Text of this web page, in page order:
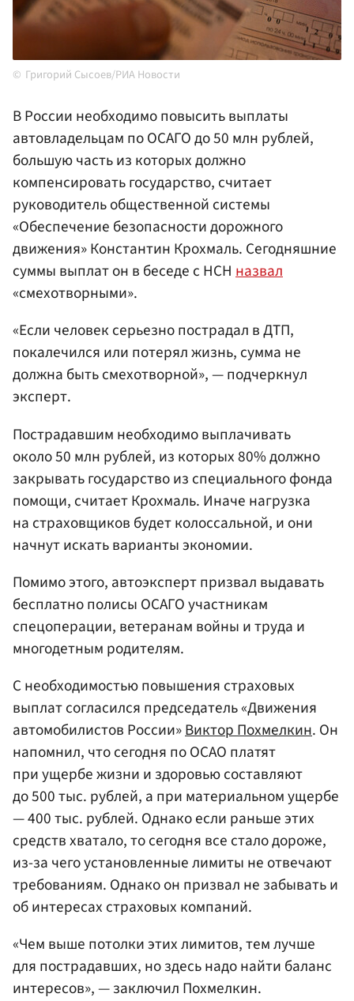
Григорий Сысоев/РИА Новости
В России необходимо повысить выплаты
автовладельцам по ОСАГО до 50 млн рублей,
большую часть из которых должно
компенсировать государство, считает
руководитель общественной системы
«Обеспечение безопасности дорожного
движения» Константин Крохмаль. Сегодняшние
суммы выплат он в беседе с НСН назвал
«смехотворными».
«Если человек серьезно пострадал в ДТП,
покалечился или потерял жизнь, сумма не
должна быть смехотворной», — подчеркнул
эксперт.
Пострадавшим необходимо выплачивать
около 50 млн рублей, из которых 80% должно
закрывать государство из специального фонда
помощи, считает Крохмаль. Иначе нагрузка
на страховщиков будет колоссальной, и они
начнут искать варианты экономии.
Помимо этого, автоэксперт призвал выдавать
бесплатно полисы ОСАГО участникам
спецоперации, ветеранам войны и труда и
многодетным родителям.
С необходимостью повышения страховых
выплат согласился председатель «Движения
автомобилистов России»Виктор Похмелкин. Он
напомнил, что сегодня по ОСАО платят
при ущербе жизни и здоровью составляют
до 500 тыс. рублей, а при материальном ущербе
— 400 тыс. рублей. Однако если раньше этих
средств хватало, то сегодня все стало дороже,
из-за чего установленные лимиты не отвечают
требованиям. Однако он призвал не забывать и
об интересах страховых компаний.
«Чем выше потолки этих лимитов, тем лучше
для пострадавших, но здесь надо найти баланс
интересов», — заключил Похмелкин.